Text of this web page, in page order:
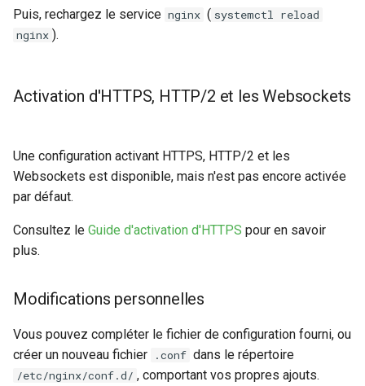
Puis, rechargez le service nginx ( systemctl reload
nginx ).
Activation d'HTTPS, HTTP/2 et les Websockets
Une configuration activant HTTPS, HTTP/2 et les
Websockets est disponible, mais n'est pas encore activée
par défaut.
Consultez le Guide d'activation d'HTTPS pour en savoir
plus.
Modifications personnelles
Vous pouvez compléter le fichier de configuration fourni, ou
créer un nouveau fichier
.conf dans le répertoire
/etc/nginx/conf.d/ , comportant vos propres ajouts.